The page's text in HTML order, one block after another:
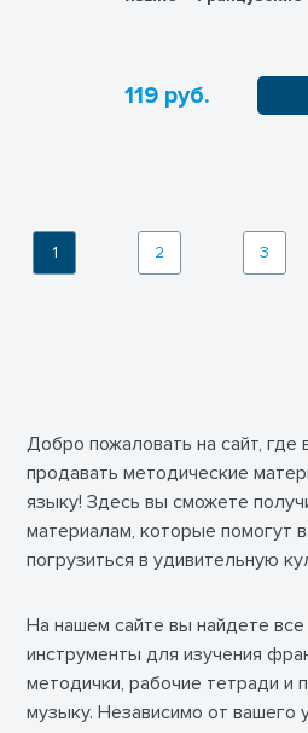
119 руб.
1 2 3
Добро пожаловать на сайт, где
продавать методические
языку! Здесь вы сможете
материалам, которые помогут
погрузиться в удивительную
На нашем сайте вы найдете
инструменты для изучения
методички, рабочие тетради и
музыку. Независимо от вашего